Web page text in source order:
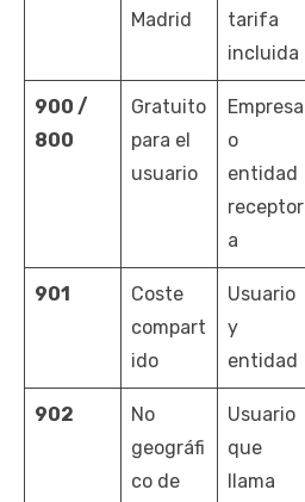
Madrid
tarifa
incluida
900 /
800
Gratuito
para el
usuario
Empresa
o
entidad
receptor
a
901
Coste
compart
ido
Usuario
y
entidad
902
No
geográfi
co de
Usuario
que
llama